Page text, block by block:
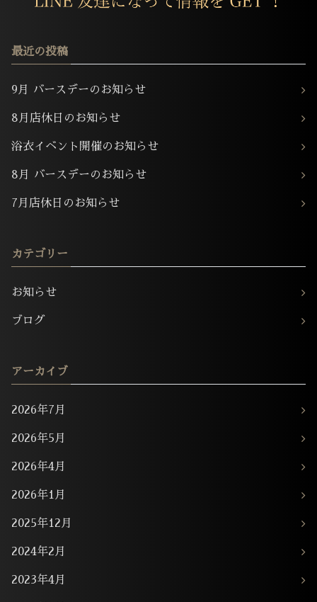
最近の投稿
9月 バースデーのお知らせ
8月店休日のお知らせ
浴衣イベント開催のお知らせ
8月 バースデーのお知らせ
7月店休日のお知らせ
カテゴリー
お知らせ
ブログ
アーカイブ
2026年7月
2026年5月
2026年4月
2026年1月
2025年12月
2024年2月
2023年4月